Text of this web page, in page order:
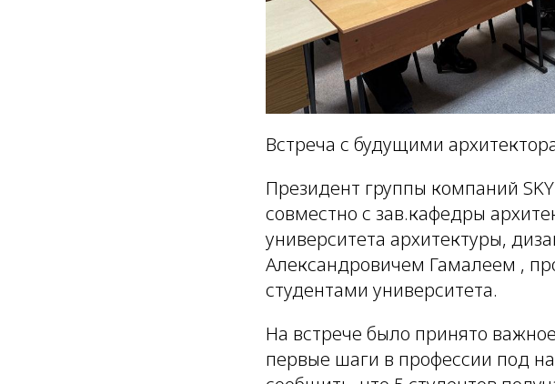
Встреча с будущими
Президент группы компаний
совместно с зав.кафедры
университета архитектуры,
Александровичем Гамалеем ,
студентами университета.
На встрече было принято
первые шаги в профессии под